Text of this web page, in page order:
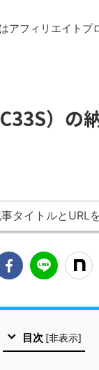
アフィリエイトプ
）の
タイトルとURL
目次 [非表示]